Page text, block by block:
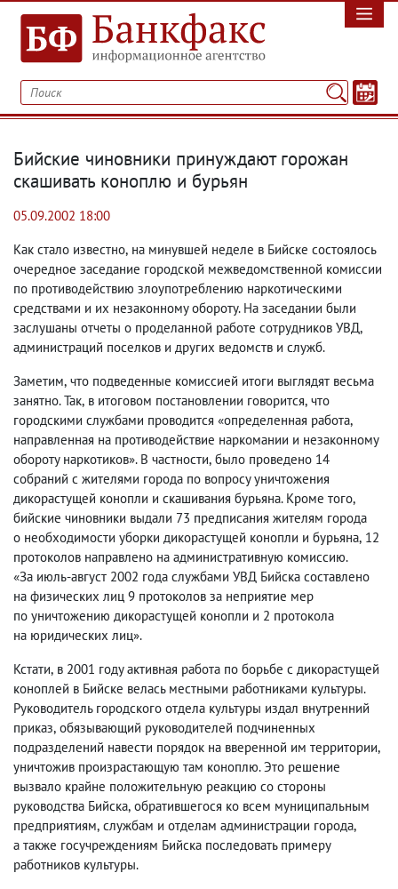
Бийские чиновники принуждают горожан
скашивать коноплю и бурьян
05.09.2002 18:00
Как стало известно, на минувшей неделе в Бийске состоялось
очередное заседание городской межведомственной комиссии
по противодействию злоупотреблению наркотическими
средствами и их незаконному обороту. На заседании были
заслушаны отчеты о проделанной работе сотрудников УВД,
администраций поселков и других ведомств и служб.
Заметим, что подведенные комиссией итоги выглядят весьма
занятно. Так, в итоговом постановлении говорится, что
городскими службами проводится «определенная работа,
направленная на противодействие наркомании и незаконному
обороту наркотиков». В частности, было проведено 14
собраний с жителями города по вопросу уничтожения
дикорастущей конопли и скашивания бурьяна. Кроме того,
бийские чиновники выдали 73 предписания жителям города
о необходимости уборки дикорастущей конопли и бурьяна, 12
протоколов направлено на административную комиссию.
«За июль-август 2002 года службами УВД Бийска составлено
на физических лиц 9 протоколов за неприятие мер
по уничтожению дикорастущей конопли и 2 протокола
на юридических лиц».
Кстати, в 2001 году активная работа по борьбе с дикорастущей
коноплей в Бийске велась местными работниками культуры.
Руководитель городского отдела культуры издал внутренний
приказ, обязывающий руководителей подчиненных
подразделений навести порядок на вверенной им территории,
уничтожив произрастающую там коноплю. Это решение
вызвало крайне положительную реакцию со стороны
руководства Бийска, обратившегося ко всем муниципальным
предприятиям, службам и отделам администрации города,
а также госучреждениям Бийска последовать примеру
работников культуры.